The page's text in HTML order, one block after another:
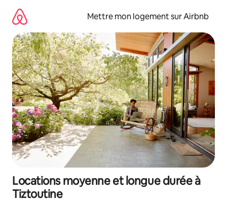
directement
contenu
Mettre mon logement sur Airbnb
Locations moyenne et longue durée à
Tiztoutine